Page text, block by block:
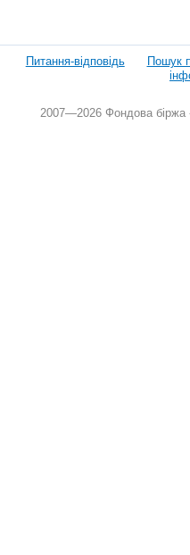
Питання-відповідь Пошук
2007—2026 Фондова біржа